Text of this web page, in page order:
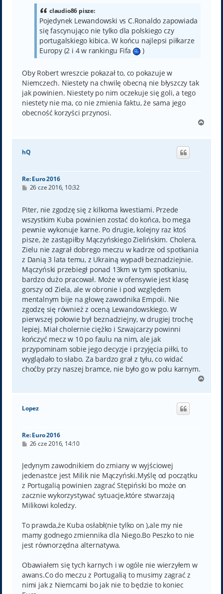
claudio86 pisze:
Pojedynek Lewandowski vs C.Ronaldo zapowiada
się fascynująco nie tylko dla polskiego czy
portugalskiego kibica. W końcu najlepsi piłkarze
Europy (2 i 4 w rankingu Fifa
)
Oby Robert wreszcie pokazał to, co pokazuje w
Niemczech. Niestety na chwilę obecną nie błyszczy tak
jak powinien. Niestety po nim oczekuje się goli, a tego
niestety nie ma, co nie zmienia faktu, że sama jego
obecność korzyści przynosi.
g
hQ
Re: Euro 2016
P
t
26 cze 2016, 10:32
Piter, nie zgodzę się z kilkoma kwestiami. Przede
wszystkim Kuba powinien zostać do końca, bo mega
pewnie wykonuje karne. Po drugie, kolejny raz ktoś
pisze, że zastąpiłby Mączyńskiego Zielińskim. Cholera,
Zielu nie zagrał dobrego meczu w kadrze od spotkania
z Danią 3 lata temu, z Ukrainą wypadł beznadziejnie.
Mączyński przebiegł ponad 13km w tym spotkaniu,
bardzo dużo pracował. Może w ofensywie jest klasę
gorszy od Ziela, ale w obronie i pod względem
mentalnym bije na głowę zawodnika Empoli. Nie
zgodzę się również z oceną Lewandowskiego. W
pierwszej połowie był beznadziejny, w drugiej trochę
lepiej. Miał cholernie ciężko i Szwajcarzy powinni
kończyć mecz w 10 po faulu na nim, ale jak
przypominam sobie jego decyzje i przyjęcia piłki, to
wyglądało to słabo. Za bardzo grał z tyłu, co widać
choćby przy naszej bramce, nie było go w polu karnym.
g
Lopez
Re: Euro 2016
P
t
26 cze 2016, 14:10
Jedynym zawodnikiem do zmiany w wyjściowej
jedenastce jest Milik nie Mączyński.Myślę od początku
z Portugalią powinien zagrać Stępiński bo może on
zacznie wykorzystywać sytuacje,które stwarzają
Milikowi koledzy.
To prawda,że Kuba osłabł(nie tylko on ),ale my nie
mamy godnego zmiennika dla Niego.Bo Peszko to nie
jest równorzędna alternatywa.
Obawiałem się tych karnych i w ogóle nie wierzyłem w
awans.Co do meczu z Portugalią to musimy zagrać z
nimi jak z Niemcami bo jak nie to będzie to koniec